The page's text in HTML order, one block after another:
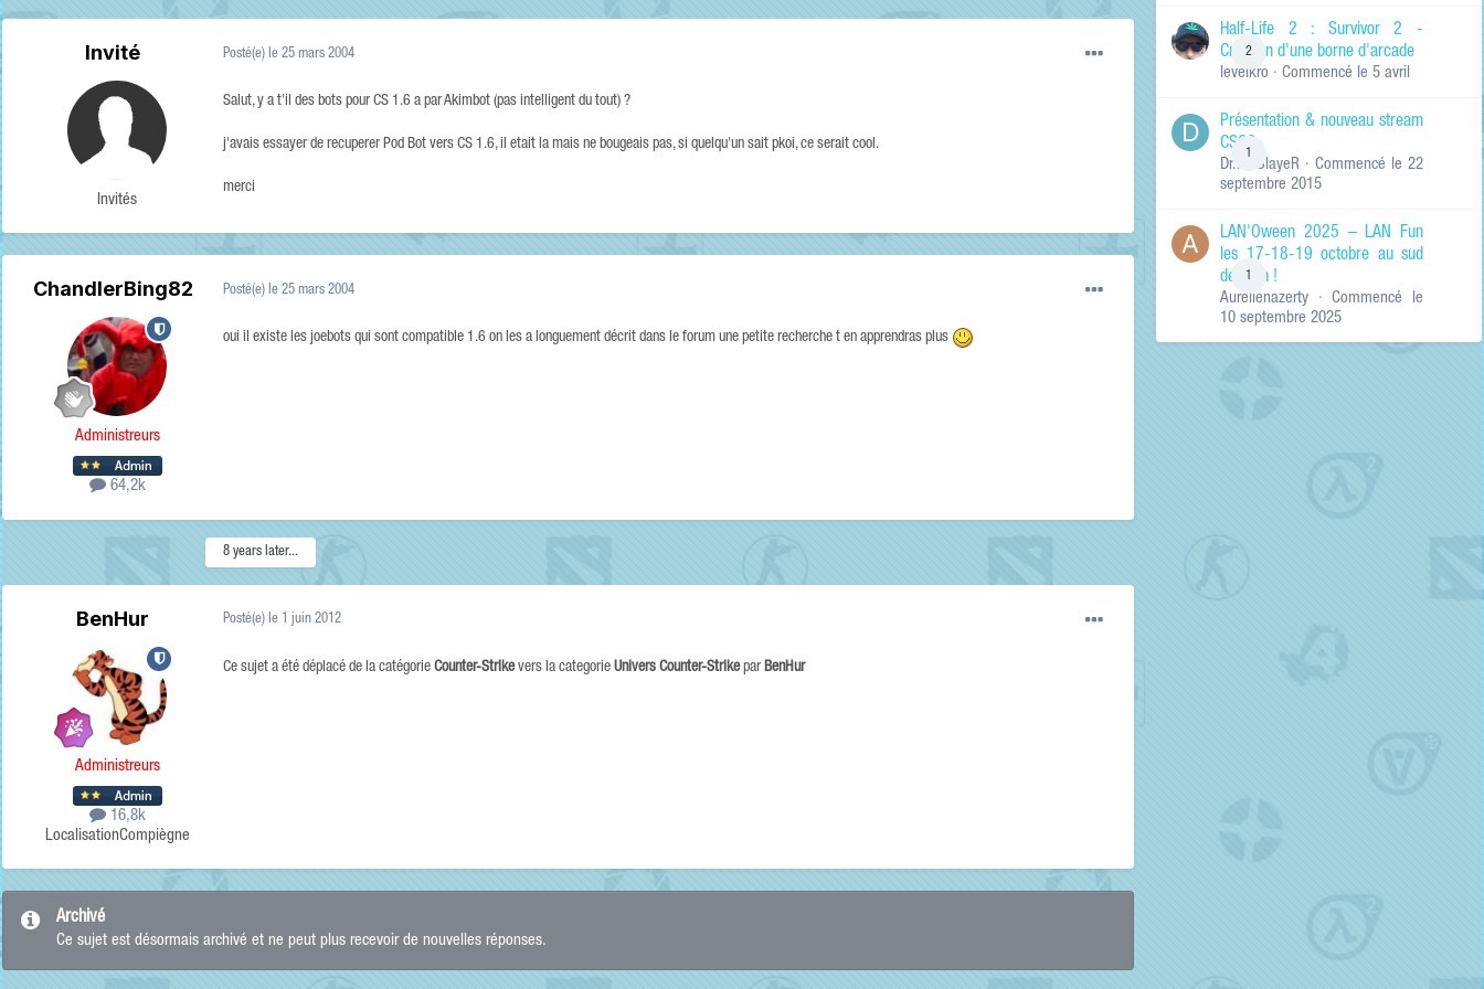
RECHERCHER LES
Titres et corps
Titres des
uniquement
Invité
Invités
Posté(e) le 25 mars 2004
Salut, y a t'il des bots pour CS 1.6 a par Akimbot (pas intelligent du tout) ?
j'avais essayer de recuperer Pod Bot vers CS 1.6, il etait la mais ne bougeais pas, si quelqu'un sait pkoi, ce serait cool.
merci
ChandlerBing82
Administreurs
64,2k
Posté(e) le 25 mars 2004
oui il existe les joebots qui sont compatible 1.6 on les a longuement décrit dans le forum une petite recherche t en apprendras plus
8 years later...
BenHur
Administreurs
16,8k
LocalisationCompiègne
Posté(e) le 1 juin 2012
Ce sujet a été déplacé de la catégorie Counter-Strikevers la categorie Univers Counter-Strikepar BenHur
Archivé
Ce sujet est désormais archivé et ne peut plus recevoir de nouvelles réponses.
2
Half-Life 2 : Survivor 2 -
Création d'une borne d'arcade
levelkro · Commencé le 5 avril
1
Présentation & nouveau stream
CSGO
Dr.KinSlayeR · Commencé le 22
septembre 2015
1
LAN'Oween 2025 – LAN Fun
les 17-18-19 octobre au sud
de Lyon !
Aurelienazerty · Commencé le
10 septembre 2025